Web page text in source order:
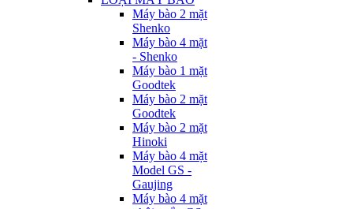
Máy bào 2 mặt
Shenko
Máy bào 4 mặt
- Shenko
Máy bào 1 mặt
Goodtek
Máy bào 2 mặt
Goodtek
Máy bào 2 mặt
Hinoki
Máy bào 4 mặt
Model GS -
Gaujing
Máy bào 4 mặt